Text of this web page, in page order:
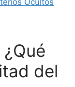
¿Qué
del